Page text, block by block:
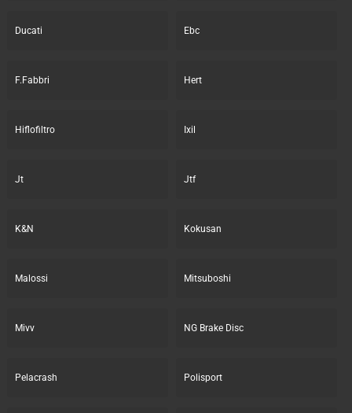
Ducati Ebc
F.Fabbri Hert
Hiflofiltro Ixil
Jt Jtf
K&N Kokusan
Malossi Mitsuboshi
Mivv NG Brake Disc
Pelacrash Polisport